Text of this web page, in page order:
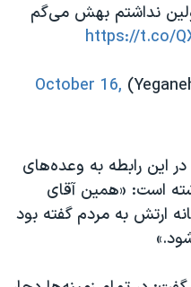
نداشتم بهش می‌گم
https://t.co/
October 16,
در این رابطه به وعده‌های
است: «همین آقای
در داروخانه ارتش به مردم گفته بود